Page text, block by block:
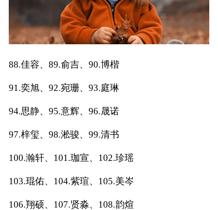
88.佳容、89.俞吉、90.博楷
91.奕旭、92.宛珊、93.庭琳
94.思静、95.意辉、96.晟诺
97.梓玺、98.淞骏、99.清书
100.瀚轩、101.珈宣、102.珍瑶
103.琨佑、104.紫瑄、105.美岑
106.翔硕、107.贤淼、108.韵煊